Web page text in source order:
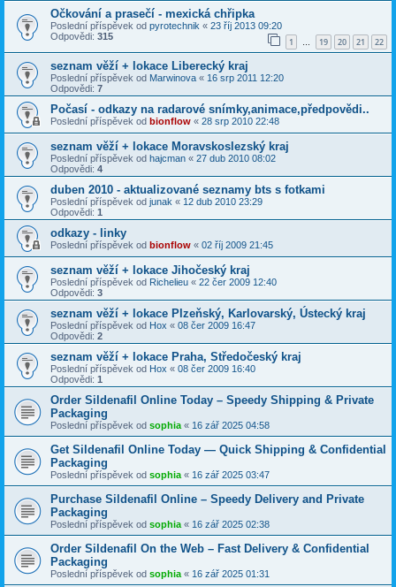
Očkování a prasečí - mexická chřipka
Poslední příspěvek od pyrotechnik « 23 říj 2013 09:20
Odpovědi: 315 1 … 19 20 21 22
seznam věží + lokace Liberecký kraj
Poslední příspěvek od Marwinova « 16 srp 2011 12:20
Odpovědi: 7
Počasí - odkazy na radarové snímky,animace,předpovědi..
Poslední příspěvek od bionflow « 28 srp 2010 22:48
seznam věží + lokace Moravskoslezský kraj
Poslední příspěvek od hajcman « 27 dub 2010 08:02
Odpovědi: 4
duben 2010 - aktualizované seznamy bts s fotkami
Poslední příspěvek od junak « 12 dub 2010 23:29
Odpovědi: 1
odkazy - linky
Poslední příspěvek od bionflow « 02 říj 2009 21:45
seznam věží + lokace Jihočeský kraj
Poslední příspěvek od Richelieu « 22 čer 2009 12:40
Odpovědi: 3
seznam věží + lokace Plzeňský, Karlovarský, Ústecký kraj
Poslední příspěvek od Hox « 08 čer 2009 16:47
Odpovědi: 2
seznam věží + lokace Praha, Středočeský kraj
Poslední příspěvek od Hox « 08 čer 2009 16:40
Odpovědi: 1
Order Sildenafil Online Today – Speedy Shipping & Private
Packaging
Poslední příspěvek od sophia « 16 zář 2025 04:58
Get Sildenafil Online Today — Quick Shipping & Confidential
Packaging
Poslední příspěvek od sophia « 16 zář 2025 03:47
Purchase Sildenafil Online – Speedy Delivery and Private
Packaging
Poslední příspěvek od sophia « 16 zář 2025 02:38
Order Sildenafil On the Web – Fast Delivery & Confidential
Packaging
Poslední příspěvek od sophia « 16 zář 2025 01:31